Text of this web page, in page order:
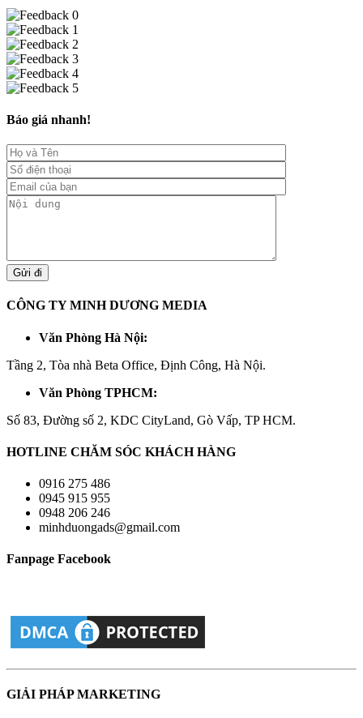
Báo giá nhanh!
CÔNG TY MINH DƯƠNG MEDIA
Văn Phòng Hà Nội:
Tầng 2, Tòa nhà Beta Office, Định Công, Hà Nội.
Văn Phòng TPHCM:
Số 83, Đường số 2, KDC CityLand, Gò Vấp, TP HCM.
HOTLINE CHĂM SÓC KHÁCH HÀNG
0916 275 486
0945 915 955
0948 206 246
minhduongads@gmail.com
Fanpage Facebook
GIẢI PHÁP MARKETING